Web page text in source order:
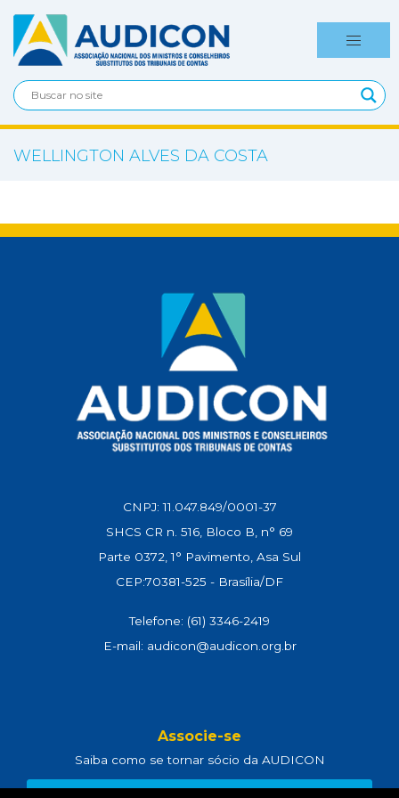
WELLINGTON ALVES DA COSTA
CNPJ: 11.047.849/0001-37
SHCS CR n. 516, Bloco B, n° 69
Parte 0372, 1° Pavimento, Asa Sul
CEP:70381-525 - Brasília/DF
Telefone: (61) 3346-2419
E-mail: audicon@audicon.org.br
Associe-se
Saiba como se tornar sócio da AUDICON